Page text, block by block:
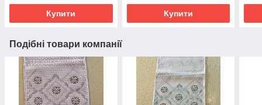
Купити Купити
Подібні товари компанії